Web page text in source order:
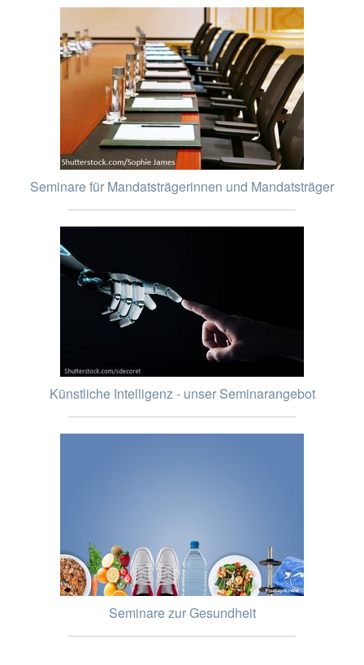
Seminare für Mandatsträgerinnen und Mandatsträger
Künstliche Intelligenz - unser Seminarangebot
Seminare zur Gesundheit